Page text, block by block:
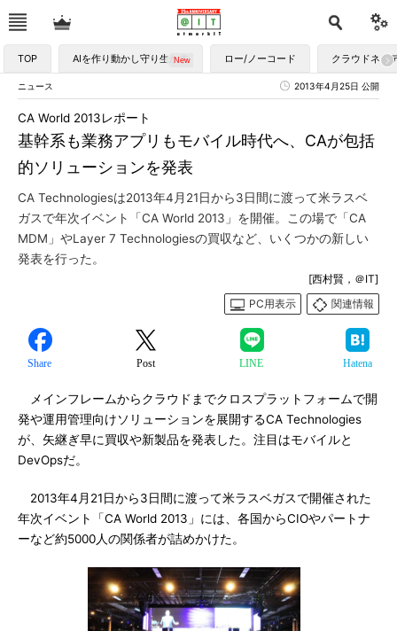
TOP AIを作り動かし守り生かす ロー/ノーコード クラウドネイ
ニュース 2013年4月25日 公開
基幹系も業務アプリもモバイル時代へ、CAが包括
的ソリューションを発表
CA World 2013レポート
CA Technologiesは2013年4月21日から3日間に渡って米ラスベ
ガスで年次イベント「CA World 2013」を開催。この場で「CA
MDM」やLayer 7 Technologiesの買収など、いくつかの新しい
発表を行った。
[西村賢，＠IT]
PC用表示
関連情報
Share Post LINE Hatena
メインフレームからクラウドまでクロスプラットフォームで開
発や運用管理向けソリューションを展開するCA Technologies
が、矢継ぎ早に買収や新製品を発表した。注目はモバイルと
DevOpsだ。
2013年4月21日から3日間に渡って米ラスベガスで開催された
年次イベント「CA World 2013」には、各国からCIOやパートナ
ーなど約5000人の関係者が詰めかけた。